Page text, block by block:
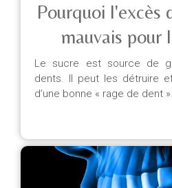
Pourquoi l'excès
mauvais pour
Le sucre est source de
dents. Il peut les détruire
d’une bonne « rage de dent ».